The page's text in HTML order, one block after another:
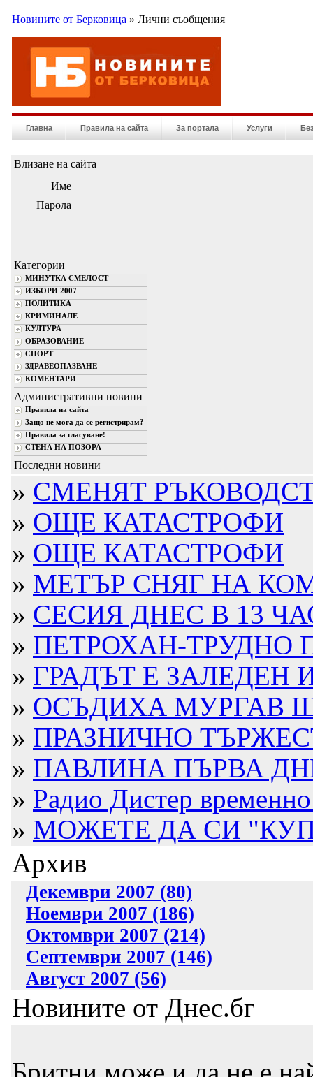
Новините от Берковица » Лични съобщения
Главна Правила на сайта За портала Услуги
Влизане на сайта
Име
Парола
Категории
МИНУТКА СМЕЛОСТ
ИЗБОРИ 2007
ПОЛИТИКА
КРИМИНАЛЕ
КУЛТУРА
ОБРАЗОВАНИЕ
СПОРТ
ЗДРАВЕОПАЗВАНЕ
КОМЕНТАРИ
Административни новини
Правила на сайта
Защо не мога да се регистрирам?
Правила за гласуване!
СТЕНА НА ПОЗОРА
Последни новини
» СМЕНЯТ
» ОЩЕ КАТАСТРОФИ
» ОЩЕ КАТАСТРОФИ
» МЕТЪР СНЯГ НА
» СЕСИЯ ДНЕС В 13
» ПЕТРОХАН-ТРУДНО
» ГРАДЪТ Е ЗАЛЕДЕН
» ОСЪДИХА МУРГАВ
» ПРАЗНИЧНО
» ПАВЛИНА ПЪРВА
» Радио Дистер временно
» МОЖЕТЕ ДА СИ
Архив
Декември 2007 (80)
Ноември 2007 (186)
Октомври 2007 (214)
Септември 2007 (146)
Август 2007 (56)
Новините от Днес.бг